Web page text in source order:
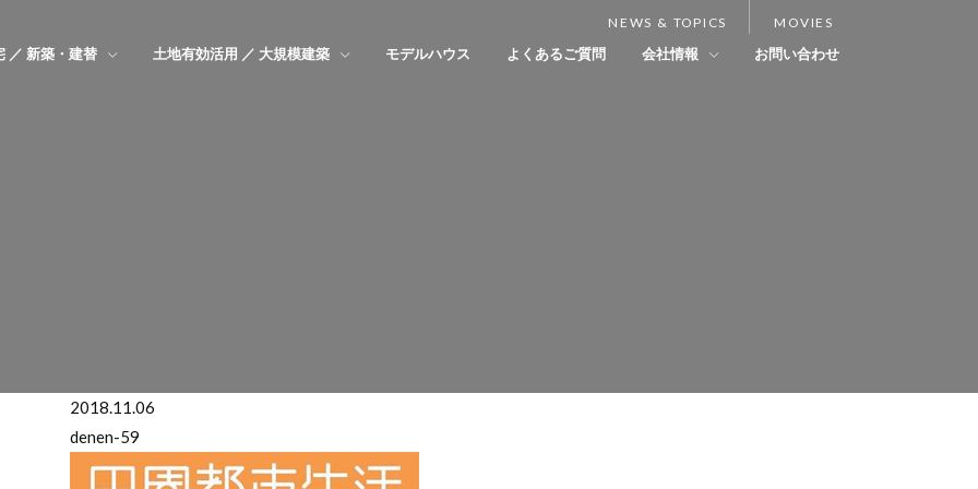
NEWS & TOPICS MOVIES
／ 新築・建替 土地有効活用 ／ 大規模建築 モデルハウス よくあるご質問 会社情報 お問い合わせ
2018.11.06
denen-59